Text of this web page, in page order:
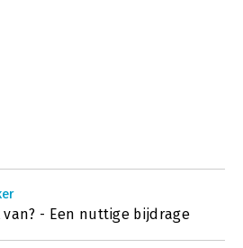
- Een nuttige bijdrage